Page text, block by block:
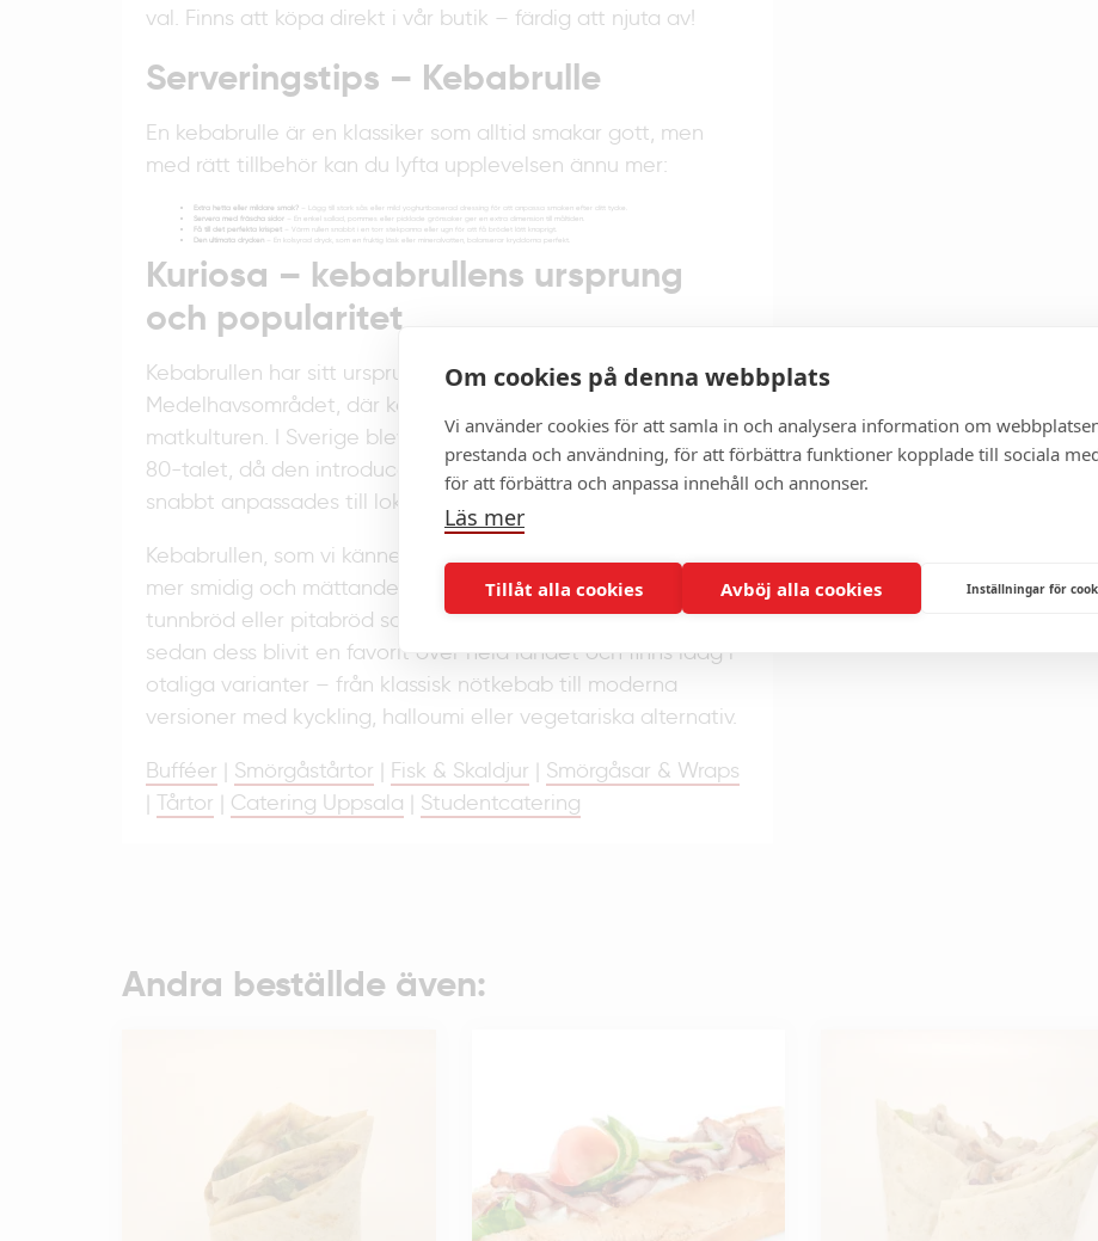
Om cookies på denna webbplats
Vi använder cookies för att samla in och analysera information om
prestanda och användning, för att förbättra funktioner kopplade till sociala
för att förbättra och anpassa innehåll och annonser.
Läs mer
Tillåt alla cookies Avböj alla cookies Inställningar för
val. Finns att köpa direkt i vår butik – färdig att njuta av!
Serveringstips – Kebabrulle
En kebabrulle är en klassiker som alltid smakar gott, men
med rätt tillbehör kan du lyfta upplevelsen ännu mer:
Extra hetta eller mildare smak? – Lägg till stark sås eller mild yoghurtbaserad dressing för att anpassa smaken efter ditt tycke.
Servera med fräscha sidor – En enkel sallad, pommes eller picklade grönsaker ger en extra dimension till måltiden.
Få till det perfekta krispet – Värm rullen snabbt i en torr stekpanna eller ugn för att få brödet lätt knaprigt.
Den ultimata drycken – En kolsyrad dryck, som en fruktig läsk eller mineralvatten, balanserar kryddorna perfekt.
Kuriosa – kebabrullens ursprung
och popularitet
Kebabrullen har sitt ursprung i Mellanöstern och
Medelhavsområdet, där kebab länge har varit en del av
matkulturen. I Sverige blev kebaben populär under 1970- och
80-talet, då den introducerades i snabbmatskulturen och
snabbt anpassades till lokala smaker.
Kebabrullen, som vi känner den idag, utvecklades som en
mer smidig och mättande variant av kebab i bröd, med ett
tunnbröd eller pitabröd som håller ihop fyllningen. Den har
sedan dess blivit en favorit över hela landet och finns idag i
otaliga varianter – från klassisk nötkebab till moderna
versioner med kyckling, halloumi eller vegetariska alternativ.
Bufféer | Smörgåstårtor | Fisk & Skaldjur | Smörgåsar & Wraps
| Tårtor | Catering Uppsala | Studentcatering
Andra beställde även: